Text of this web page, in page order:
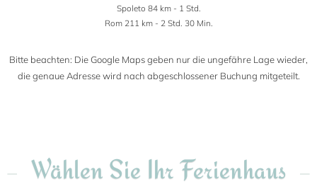
Spoleto 84 km - 1 Std.
Rom 211 km - 2 Std. 30 Min.
Bitte beachten: Die Google Maps geben nur die ungefähre Lage wieder,
die genaue Adresse wird nach abgeschlossener Buchung mitgeteilt.
Wählen Sie Ihr Ferienhaus